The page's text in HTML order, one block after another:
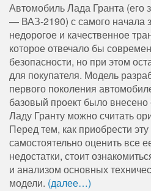
Автомобиль Лада Гранта (его
— ВАЗ-2190) с самого начала
недорогое и качественное
которое отвечало бы
безопасности, но при этом
для покупателя. Модель
первого поколения
базовый проект было внесено
Ладу Гранту можно считать
Перед тем, как приобрести
самостоятельно оценить все
недостатки, стоит
и анализом основных
модели. (далее…)